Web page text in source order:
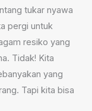
tukar nyawa
pergi untuk
resiko yang
Tidak! Kita
yang
Tapi kita bisa